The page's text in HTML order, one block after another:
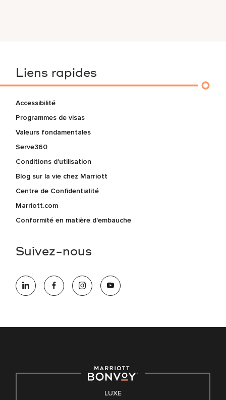
Liens rapides
Accessibilité
Programmes de visas
Valeurs fondamentales
Serve360
Conditions d'utilisation
Blog sur la vie chez Marriott
Centre de Confidentialité
Marriott.com
Conformité en matière d'embauche
Suivez-nous
LUXE